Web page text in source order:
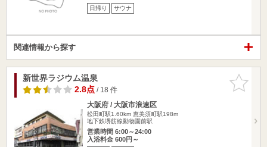
日帰り サウナ
関連情報から探す
お気に入
りに追加
新世界ラジウム温泉
2.8点/ 18 件
大阪府 / 大阪市浪速区
松田町駅1.60km 恵美須町駅198m
地下鉄堺筋線動物園前駅
営業時間 6:00～24:00
入浴料金 600円～